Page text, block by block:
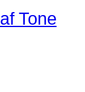
Tone